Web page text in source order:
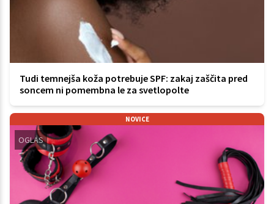
Tudi temnejša koža potrebuje SPF: zakaj zaščita pred
soncem ni pomembna le za svetlopolte
NOVICE
OGLAS